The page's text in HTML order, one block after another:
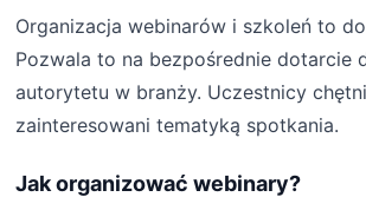
Organizacja webinarów i szkoleń to
Pozwala to na bezpośrednie dotarcie
autorytetu w branży. Uczestnicy
zainteresowani tematyką spotkania.
Jak organizować webinary?